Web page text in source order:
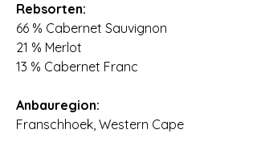
Rebsorten:
66 % Cabernet Sauvignon
21 % Merlot
13 % Cabernet Franc
Anbauregion:
Franschhoek, Western Cape